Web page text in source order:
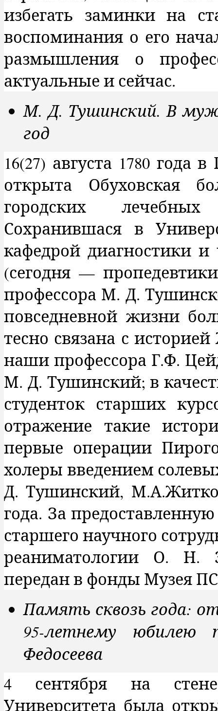
избегать заминки на
воспоминания о его
размышления о
актуальные и сейчас.
М. Д. Тушинский. В
год
16(27) августа 1780 года
открыта Обуховская
городских
Сохранившася в
кафедрой диагностики и
(сегодня —
профессора М. Д.
повседневной жизни
тесно связана с
наши профессора Г.Ф.
М. Д. Тушинский; в
студенток старших
отражение такие
первые операции
холеры введением
Д. Тушинский,
года. За
старшего научного
реаниматологии О. Н.
передан в фонды Музея
Память сквозь года:
95-летнему юбилею
Федосеева
4 сентября на стене
Университета была